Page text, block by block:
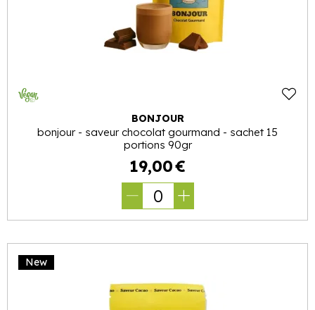
BONJOUR
bonjour - saveur chocolat gourmand - sachet 15
portions 90gr
19,00€
0
New